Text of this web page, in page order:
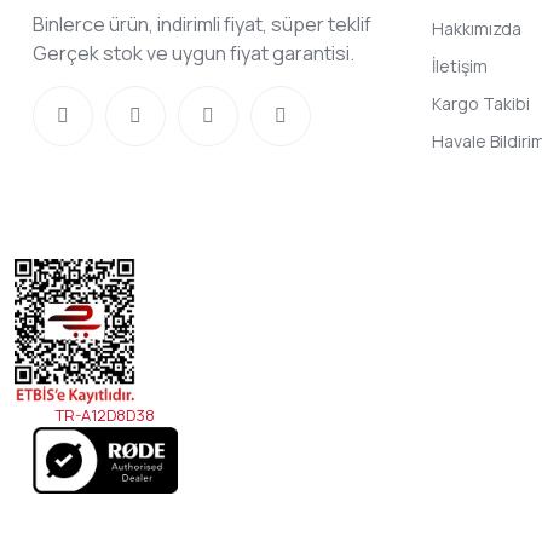
Binlerce ürün, indirimli fiyat, süper teklif
Gerçek stok ve uygun fiyat garantisi.
Hakkımızda
İletişim
Kargo Takibi
Havale
TR-A12D8D38